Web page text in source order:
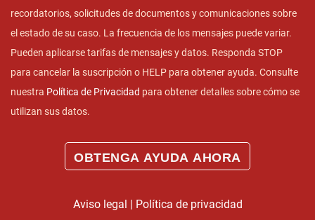
recordatorios, solicitudes de documentos y comunicaciones sobre
el estado de su caso. La frecuencia de los mensajes puede variar.
Pueden aplicarse tarifas de mensajes y datos. Responda STOP
para cancelar la suscripción o HELP para obtener ayuda. Consulte
nuestra Política de Privacidad para obtener detalles sobre cómo se
utilizan sus datos.
Aviso legal | Política de privacidad